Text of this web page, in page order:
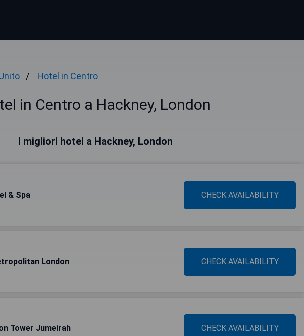
Hotel in Centro
in Centro a Hackney, London
I migliori hotel a Hackney, London
& Spa CHECK AVAILABILITY
London CHECK AVAILABILITY
Tower Jumeirah CHECK AVAILABILITY